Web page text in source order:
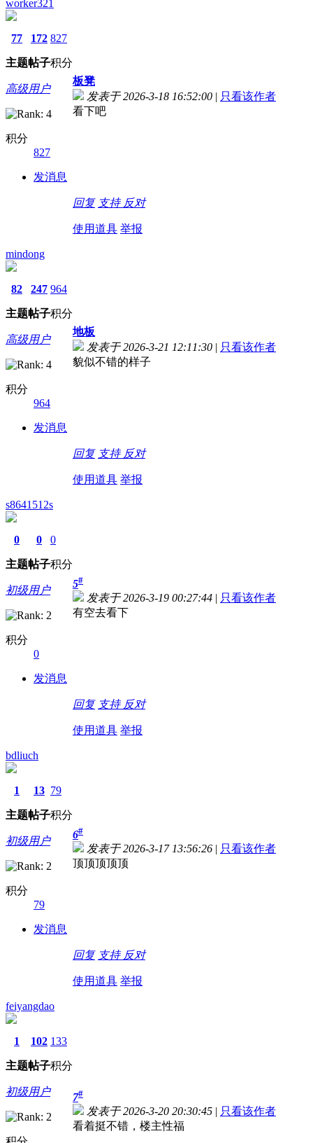
worker321
77
主题
172
帖子
827
积分
高级用户
积分
827
发消息
板凳
发表于 2026-3-18 16:52:00 | 只看该作者
看下吧
回复 支持 反对
使用道具 举报
mindong
82
主题
247
帖子
964
积分
高级用户
积分
964
发消息
地板
发表于 2026-3-21 12:11:30 | 只看该作者
貌似不错的样子
回复 支持 反对
使用道具 举报
s8641512s
0
主题
0
帖子
0
积分
初级用户
积分
0
发消息
5#
发表于 2026-3-19 00:27:44 | 只看该作者
有空去看下
回复 支持 反对
使用道具 举报
bdliuch
1
主题
13
帖子
79
积分
初级用户
积分
79
发消息
6#
发表于 2026-3-17 13:56:26 | 只看该作者
顶顶顶顶顶
回复 支持 反对
使用道具 举报
feiyangdao
1
主题
102
帖子
133
积分
初级用户 7#
发表于 2026-3-20 20:30:45 | 只看该作者
看着挺不错，楼主性福